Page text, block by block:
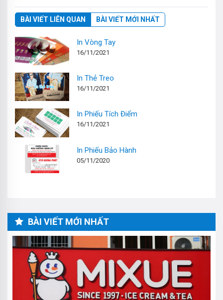
BÀI VIẾT LIÊN QUAN BÀI VIẾT MỚI NHẤT
In Vòng Tay
16/11/2021
In Thẻ Treo
16/11/2021
In Phiếu Tích Điểm
16/11/2021
In Phiếu Bảo Hành
05/11/2020
BÀI VIẾT MỚI NHẤT